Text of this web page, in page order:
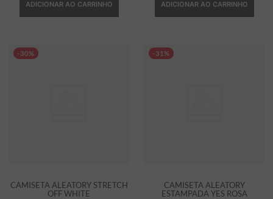
ADICIONAR AO CARRINHO ADICIONAR AO CARRINHO
-30%
CAMISETA ALEATORY STRETCH
OFF WHITE
-31%
CAMISETA ALEATORY
ESTAMPADA YES ROSA